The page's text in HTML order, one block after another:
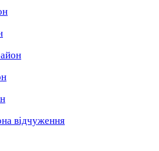
відчуження